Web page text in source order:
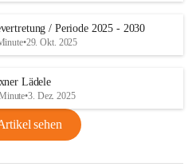
/ Periode 2025 - 2030
•29. Okt. 2025
Lädele
•3. Dez. 2025
sehen